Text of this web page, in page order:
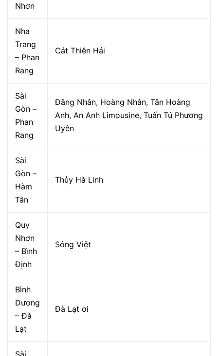
Nhơn
Nha
Trang
– Phan
Rang
Cát Thiên Hải
Sài
Gòn –
Phan
Rang
Đăng Nhân, Hoàng Nhân, Tân Hoàng
Anh, An Anh Limousine, Tuấn Tú Phương
Uyên
Sài
Gòn –
Hàm
Tân
Thủy Hà Linh
Quy
Nhơn
– Bình
Định
Sóng Việt
Bình
Dương
– Đà
Lạt
Đà Lạt ơi
Sài